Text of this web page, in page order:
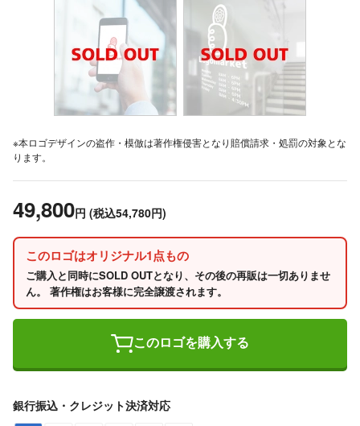
※本ロゴデザインの盗作・模倣は著作権侵害となり賠償請求・処罰の対象とな
ります。
49,800円 (税込54,780円)
このロゴはオリジナル1点もの
ご購入と同時にSOLD OUTとなり、その後の再販は一切ありませ
ん。 著作権はお客様に完全譲渡されます。
このロゴを購入する
銀行振込・クレジット決済対応